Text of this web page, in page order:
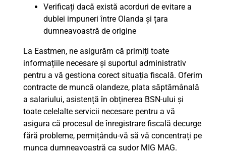
Verificați dacă există acorduri de evitare a
dublei impuneri între Olanda și țara
dumneavoastră de origine
La Eastmen, ne asigurăm că primiți toate
informațiile necesare și suportul administrativ
pentru a vă gestiona corect situația fiscală. Oferim
contracte de muncă olandeze, plata săptămânală
a salariului, asistență în obținerea BSN-ului și
toate celelalte servicii necesare pentru a vă
asigura că procesul de înregistrare fiscală decurge
fără probleme, permițându-vă să vă concentrați pe
munca dumneavoastră ca sudor MIG MAG.